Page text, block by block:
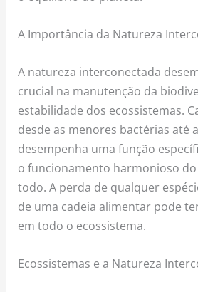
A Importância da Natureza
A natureza interconectada
crucial na manutenção da
estabilidade dos ecossistemas.
desde as menores bactérias até
desempenha uma função
o funcionamento harmonioso
todo. A perda de qualquer
de uma cadeia alimentar pode
em todo o ecossistema.
Ecossistemas e a Natureza